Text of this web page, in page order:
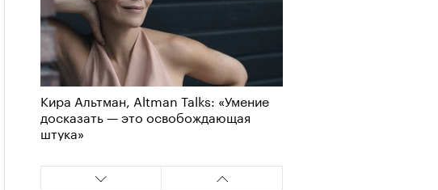
Кира Альтман, Altman Talks: «Умение
досказать — это освобождающая
штука»